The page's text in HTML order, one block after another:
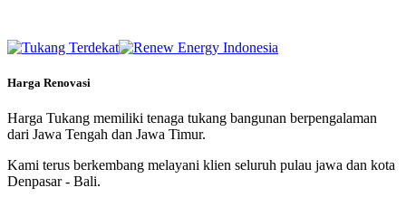
Harga Renovasi
Harga Tukang memiliki tenaga tukang bangunan berpengalaman
dari Jawa Tengah dan Jawa Timur.
Kami terus berkembang melayani klien seluruh pulau jawa dan kota
Denpasar - Bali.